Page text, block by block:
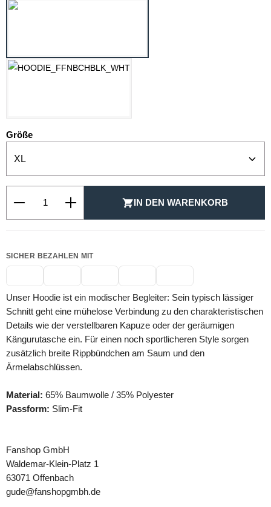
Größeauswählen
IN DEN WARENKORB
SICHER BEZAHLEN MIT
Unser Hoodie ist ein modischer Begleiter: Sein typisch lässiger
Schnitt geht eine mühelose Verbindung zu den charakteristischen
Details wie der verstellbaren Kapuze oder der geräumigen
Kängurutasche ein. Für einen noch sportlicheren Style sorgen
zusätzlich breite Rippbündchen am Saum und den
Ärmelabschlüssen.
Material: 65% Baumwolle / 35% Polyester
Passform: Slim-Fit
Fanshop GmbH
Waldemar-Klein-Platz 1
63071 Offenbach
gude@fanshopgmbh.de